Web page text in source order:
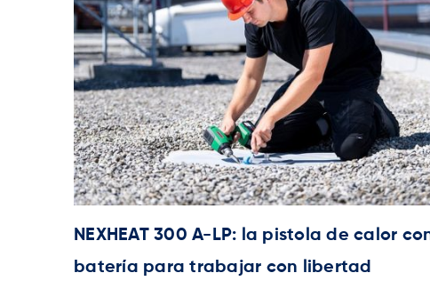
NEXHEAT 300 A-LP: la pistola de calor
batería para trabajar con libertad